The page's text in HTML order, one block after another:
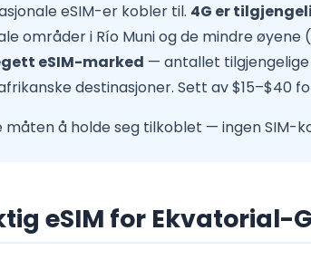
eSIM-er kobler til. 4G er
områder i Río Muni og de mindre
eSIM-marked — antallet
destinasjoner. Sett av $15–$40
måten å holde seg tilkoblet — ingen
eSIM for Ekvatorial-